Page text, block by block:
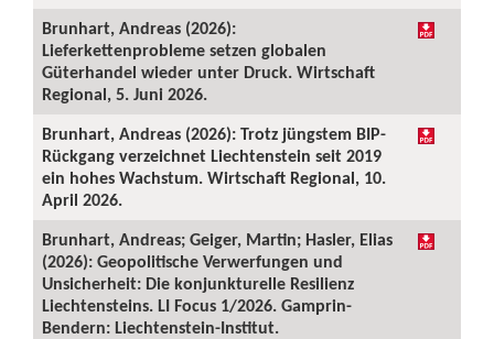
Brunhart, Andreas (2026):
Lieferkettenprobleme setzen globalen
Güterhandel wieder unter Druck. Wirtschaft
Regional, 5. Juni 2026.
Brunhart, Andreas (2026): Trotz jüngstem BIP-
Rückgang verzeichnet Liechtenstein seit 2019
ein hohes Wachstum. Wirtschaft Regional, 10.
April 2026.
Brunhart, Andreas; Geiger, Martin; Hasler, Elias
(2026): Geopolitische Verwerfungen und
Unsicherheit: Die konjunkturelle Resilienz
Liechtensteins. LI Focus 1/2026. Gamprin-
Bendern: Liechtenstein-Institut.